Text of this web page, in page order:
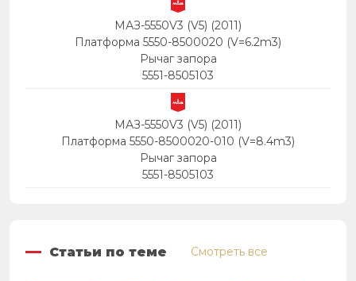
МАЗ-5550V3 (V5) (2011)
Платформа 5550-8500020 (V=6.2m3)
Рычаг запора
5551-8505103
МАЗ-5550V3 (V5) (2011)
Платформа 5550-8500020-010 (V=8.4m3)
Рычаг запора
5551-8505103
Статьи по теме Смотреть все